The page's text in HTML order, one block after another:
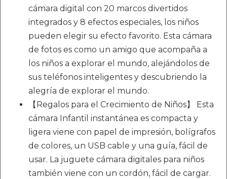
cámara digital con 20 marcos divertidos
integrados y 8 efectos especiales, los niños
pueden elegir su efecto favorito. Esta cámara
de fotos es como un amigo que acompaña a
los niños a explorar el mundo, alejándolos de
sus teléfonos inteligentes y descubriendo la
alegría de explorar el mundo.
【Regalos para el Crecimiento de Niños】 Esta
cámara Infantil instantánea es compacta y
ligera viene con papel de impresión, bolígrafos
de colores, un USB cable y una guía, fácil de
usar. La juguete cámara digitales para niños
también viene con un cordón, fácil de cargar.